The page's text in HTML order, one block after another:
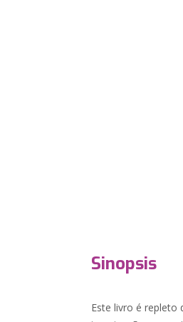
Sinopsis
Este livro é repleto